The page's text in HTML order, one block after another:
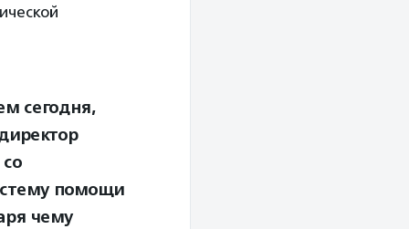
сегодня,
помощи
чему